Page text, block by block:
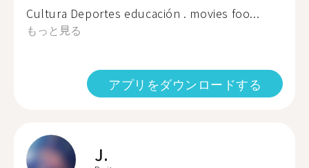
Cultura Deportes educación . movies foo...
もっと見る
アプリをダウンロードする
J.